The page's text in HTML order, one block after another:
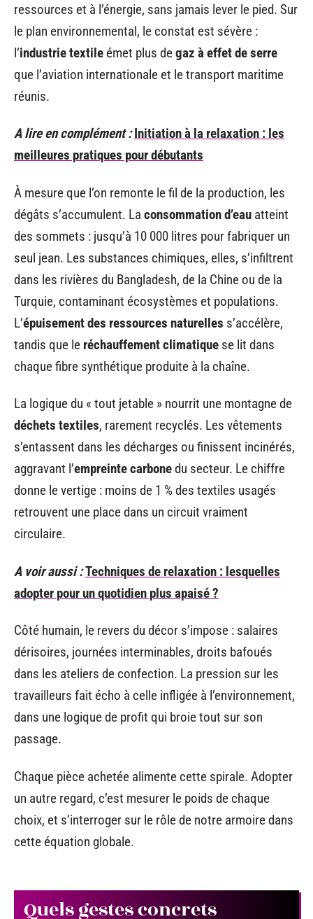
ressources et à l’énergie, sans jamais lever le pied. Sur
le plan environnemental, le constat est sévère :
l’industrie textile émet plus degaz à effet de serre
que l’aviation internationale et le transport maritime
réunis.
A lire en complément : Initiation à la relaxation : les
meilleures pratiques pour débutants
À mesure que l’on remonte le fil de la production, les
dégâts s’accumulent. La consommation d’eau atteint
des sommets : jusqu’à 10 000 litres pour fabriquer un
seul jean. Les substances chimiques, elles, s’infiltrent
dans les rivières du Bangladesh, de la Chine ou de la
Turquie, contaminant écosystèmes et populations.
L’épuisement des ressources naturelles s’accélère,
tandis que le réchauffement climatique se lit dans
chaque fibre synthétique produite à la chaîne.
La logique du « tout jetable » nourrit une montagne de
déchets textiles, rarement recyclés. Les vêtements
s’entassent dans les décharges ou finissent incinérés,
aggravant l’empreinte carbonedu secteur. Le chiffre
donne le vertige : moins de 1 % des textiles usagés
retrouvent une place dans un circuit vraiment
circulaire.
A voir aussi :Techniques de relaxation : lesquelles
adopter pour un quotidien plus apaisé ?
Côté humain, le revers du décor s’impose : salaires
dérisoires, journées interminables, droits bafoués
dans les ateliers de confection. La pression sur les
travailleurs fait écho à celle infligée à l’environnement,
dans une logique de profit qui broie tout sur son
passage.
Chaque pièce achetée alimente cette spirale. Adopter
un autre regard, c’est mesurer le poids de chaque
choix, et s’interroger sur le rôle de notre armoire dans
cette équation globale.
Quels gestes concrets